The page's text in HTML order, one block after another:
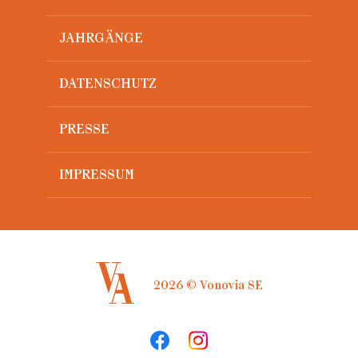
JAHRGÄNGE
DATENSCHUTZ
PRESSE
IMPRESSUM
2026 © Vonovia SE